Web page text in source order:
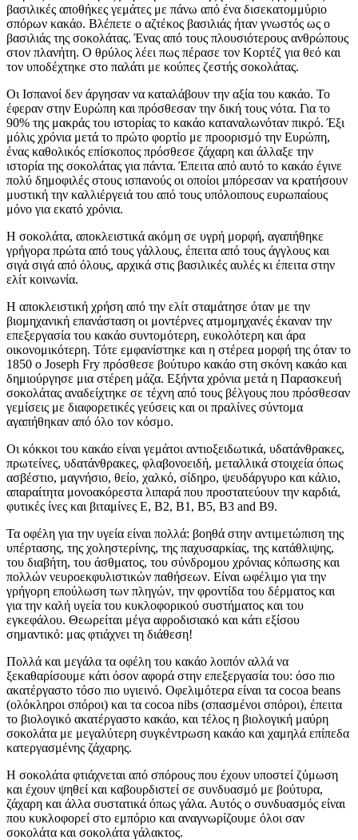
βασιλικές αποθήκες γεμάτες με πάνω από ένα δισεκατομμύριο
σπόρων κακάο. Βλέπετε ο αζτέκος βασιλιάς ήταν γνωστός ως ο
βασιλιάς της σοκολάτας. Ένας από τους πλουσιότερους ανθρώπους
στον πλανήτη. Ο θρύλος λέει πως πέρασε τον Κορτέζ για θεό και
τον υποδέχτηκε στο παλάτι με κούπες ζεστής σοκολάτας.
Οι Ισπανοί δεν άργησαν να καταλάβουν την αξία του κακάο. Το
έφεραν στην Ευρώπη και πρόσθεσαν την δική τους νότα. Για το
90% της μακράς του ιστορίας το κακάο καταναλωνόταν πικρό. Έξι
μόλις χρόνια μετά το πρώτο φορτίο με προορισμό την Ευρώπη,
ένας καθολικός επίσκοπος πρόσθεσε ζάχαρη και άλλαξε την
ιστορία της σοκολάτας για πάντα. Έπειτα από αυτό το κακάο έγινε
πολύ δημοφιλές στους ισπανούς οι οποίοι μπόρεσαν να κρατήσουν
μυστική την καλλιέργειά του από τους υπόλοιπους ευρωπαίους
μόνο για εκατό χρόνια.
Η σοκολάτα, αποκλειστικά ακόμη σε υγρή μορφή, αγαπήθηκε
γρήγορα πρώτα από τους γάλλους, έπειτα από τους άγγλους και
σιγά σιγά από όλους, αρχικά στις βασιλικές αυλές κι έπειτα στην
ελίτ κοινωνία.
Η αποκλειστική χρήση από την ελίτ σταμάτησε όταν με την
βιομηχανική επανάσταση οι μοντέρνες ατμομηχανές έκαναν την
επεξεργασία του κακάο συντομότερη, ευκολότερη και άρα
οικονομικότερη. Τότε εμφανίστηκε και η στέρεα μορφή της όταν το
1850 ο Joseph Fry πρόσθεσε βούτυρο κακάο στη σκόνη κακάο και
δημιούργησε μια στέρεη μάζα. Εξήντα χρόνια μετά η Παρασκευή
σοκολάτας αναδείχτηκε σε τέχνη από τους βέλγους που πρόσθεσαν
γεμίσεις με διαφορετικές γεύσεις και οι πραλίνες σύντομα
αγαπήθηκαν από όλο τον κόσμο.
Οι κόκκοι του κακάο είναι γεμάτοι αντιοξειδωτικά, υδατάνθρακες,
πρωτείνες, υδατάνθρακες, φλαβονοειδή, μεταλλικά στοιχεία όπως
ασβέστιο, μαγνήσιο, θείο, χαλκό, σίδηρο, ψευδάργυρο και κάλιο,
απαραίτητα μονοακόρεστα λιπαρά που προστατεύουν την καρδιά,
φυτικές ίνες και βιταμίνες E, B2, B1, B5, B3 and B9.
Τα οφέλη για την υγεία είναι πολλά: βοηθά στην αντιμετώπιση της
υπέρτασης, της χοληστερίνης, της παχυσαρκίας, της κατάθλιψης,
του διαβήτη, του άσθματος, του σύνδρομου χρόνιας κόπωσης και
πολλών νευροεκφυλιστικών παθήσεων. Είναι ωφέλιμο για την
γρήγορη επούλωση των πληγών, την φροντίδα του δέρματος και
για την καλή υγεία του κυκλοφορικού συστήματος και του
εγκεφάλου. Θεωρείται μέγα αφροδισιακό και κάτι εξίσου
σημαντικό: μας φτιάχνει τη διάθεση!
Πολλά και μεγάλα τα οφέλη του κακάο λοιπόν αλλά να
ξεκαθαρίσουμε κάτι όσον αφορά στην επεξεργασία του: όσο πιο
ακατέργαστο τόσο πιο υγιεινό. Οφελιμότερα είναι τα cocoa beans
(ολόκληροι σπόροι) και τα cocoa nibs (σπασμένοι σπόροι), έπειτα
το βιολογικό ακατέργαστο κακάο, και τέλος η βιολογική μαύρη
σοκολάτα με μεγαλύτερη συγκέντρωση κακάο και χαμηλά επίπεδα
κατεργασμένης ζάχαρης.
Η σοκολάτα φτιάχνεται από σπόρους που έχουν υποστεί ζύμωση
και έχουν ψηθεί και καβουρδιστεί σε συνδυασμό με βούτυρα,
ζάχαρη και άλλα συστατικά όπως γάλα. Αυτός ο συνδυασμός είναι
που κυκλοφορεί στο εμπόριο και αναγνωρίζουμε όλοι σαν
σοκολάτα και σοκολάτα γάλακτος.